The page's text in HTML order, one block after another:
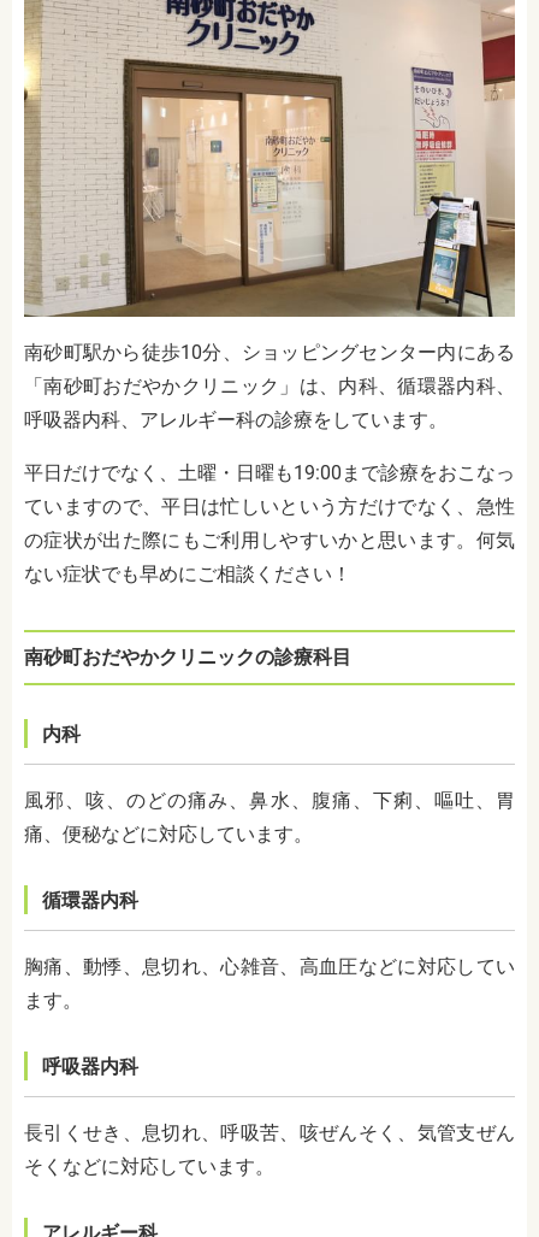
南砂町駅から徒歩10分、ショッピングセンター内にある
「南砂町おだやかクリニック」は、内科、循環器内科、
呼吸器内科、アレルギー科の診療をしています。
平日だけでなく、土曜・日曜も19:00まで診療をおこなっ
ていますので、平日は忙しいという方だけでなく、急性
の症状が出た際にもご利用しやすいかと思います。何気
ない症状でも早めにご相談ください！
南砂町おだやかクリニックの診療科目
内科
風邪、咳、のどの痛み、鼻水、腹痛、下痢、嘔吐、胃
痛、便秘などに対応しています。
循環器内科
胸痛、動悸、息切れ、心雑音、高血圧などに対応してい
ます。
呼吸器内科
長引くせき、息切れ、呼吸苦、咳ぜんそく、気管支ぜん
そくなどに対応しています。